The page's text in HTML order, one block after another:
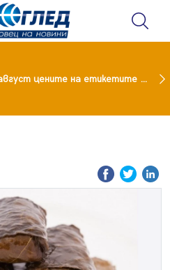
От 9 август цените на етикетите само в евро